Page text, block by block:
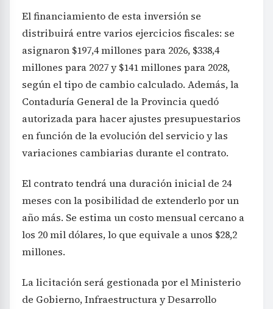
El financiamiento de esta inversión se
distribuirá entre varios ejercicios fiscales: se
asignaron $197,4 millones para 2026, $338,4
millones para 2027 y $141 millones para 2028,
según el tipo de cambio calculado. Además, la
Contaduría General de la Provincia quedó
autorizada para hacer ajustes presupuestarios
en función de la evolución del servicio y las
variaciones cambiarias durante el contrato.
El contrato tendrá una duración inicial de 24
meses con la posibilidad de extenderlo por un
año más. Se estima un costo mensual cercano a
los 20 mil dólares, lo que equivale a unos $28,2
millones.
La licitación será gestionada por el Ministerio
de Gobierno, Infraestructura y Desarrollo